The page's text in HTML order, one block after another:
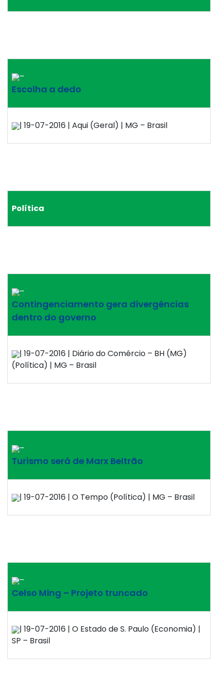
–
Escolha a dedo
| 19-07-2016 | Aqui (Geral) | MG – Brasil
Política
–
Contingenciamento gera divergências
dentro do governo
| 19-07-2016 | Diário do Comércio – BH (MG)
(Política) | MG – Brasil
–
Turismo será de Marx Beltrão
| 19-07-2016 | O Tempo (Política) | MG – Brasil
–
Celso Ming – Projeto truncado
| 19-07-2016 | O Estado de S. Paulo (Economia) |
SP – Brasil